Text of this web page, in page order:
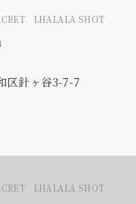
LHALALA SHOT
区針ヶ谷3-7-7
LHALALA SHOT